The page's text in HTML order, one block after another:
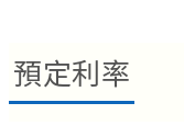
預定利率